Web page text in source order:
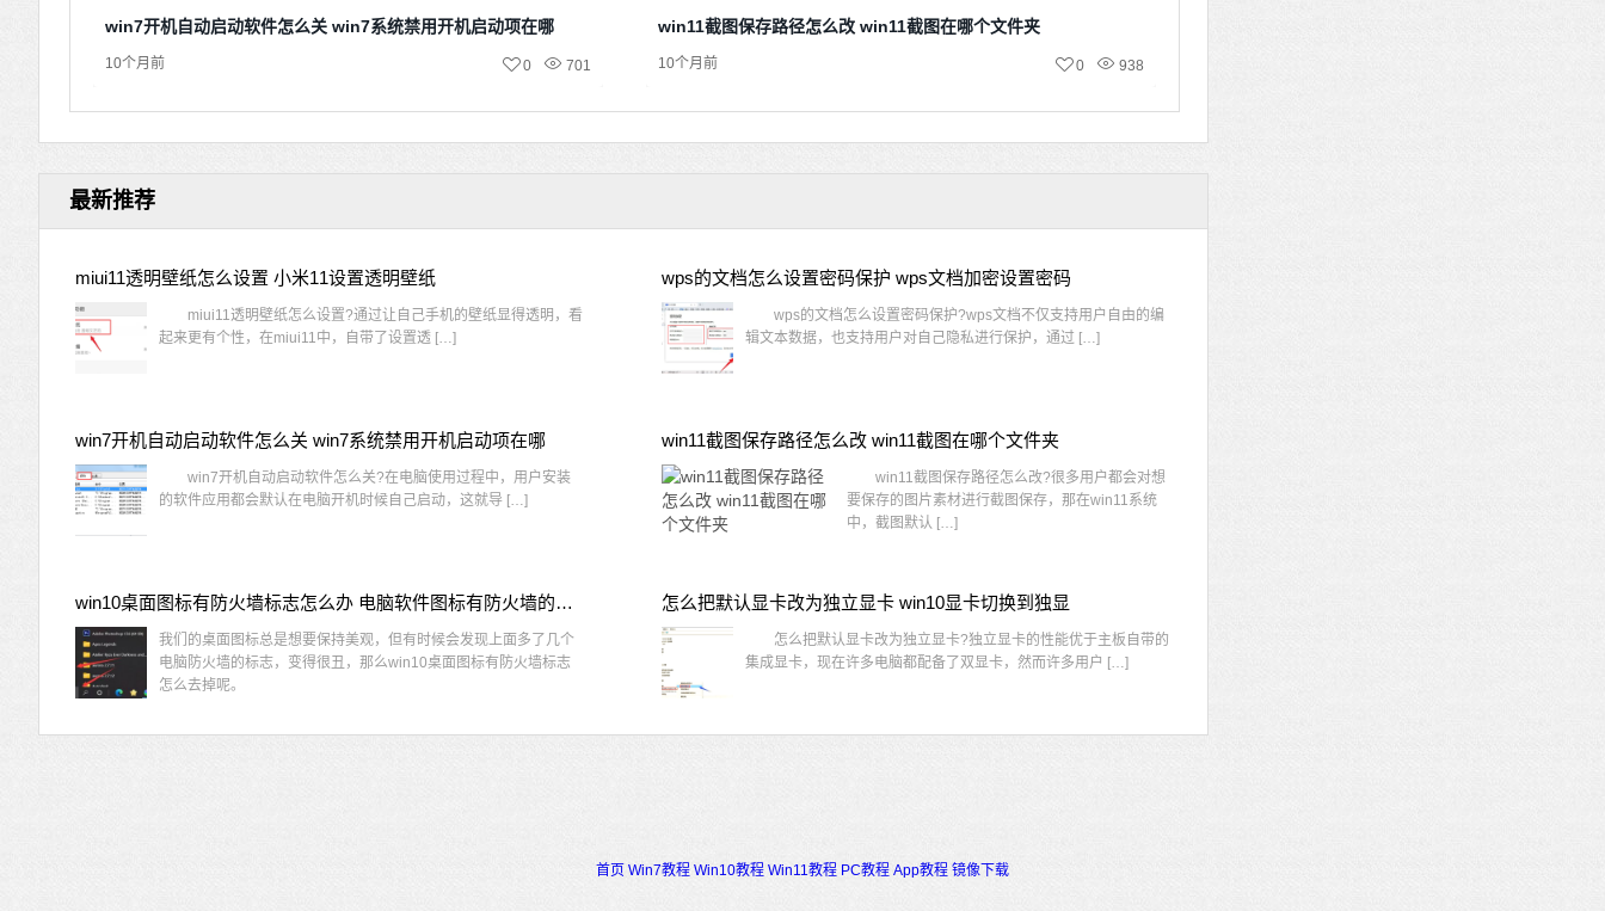
win7开机自动启动软件怎么关 win7系统禁用开机启动项在哪
10个月前 701
0
win11截图保存路径怎么改 win11截图在哪个文件夹
10个月前 938
0
最新推荐
miui11透明壁纸怎么设置 小米11设置透明壁纸
miui11透明壁纸怎么设置?通过让自己手机的壁纸显得透明，看
起来更有个性，在miui11中，自带了设置透 […]
wps的文档怎么设置密码保护 wps文档加密设置密码
wps的文档怎么设置密码保护?wps文档不仅支持用户自由的编
辑文本数据，也支持用户对自己隐私进行保护，通过 […]
win7开机自动启动软件怎么关 win7系统禁用开机启动项在哪
win7开机自动启动软件怎么关?在电脑使用过程中，用户安装
的软件应用都会默认在电脑开机时候自己启动，这就导 […]
win11截图保存路径怎么改 win11截图在哪个文件夹
win11截图保存路径怎么改?很多用户都会对想
要保存的图片素材进行截图保存，那在win11系统
中，截图默认 […]
win10桌面图标有防火墙标志怎么办 电脑软件图标有防火墙的小图标怎么去掉
我们的桌面图标总是想要保持美观，但有时候会发现上面多了几个
电脑防火墙的标志，变得很丑，那么win10桌面图标有防火墙标志
怎么去掉呢。
怎么把默认显卡改为独立显卡 win10显卡切换到独显
怎么把默认显卡改为独立显卡?独立显卡的性能优于主板自带的
集成显卡，现在许多电脑都配备了双显卡，然而许多用户 […]
首页 Win7教程 Win10教程 Win11教程 PC教程 App教程 镜像下载